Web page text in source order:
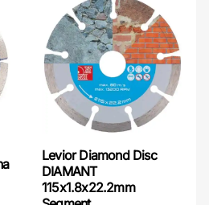
Levior Diamond Disc
DIAMANT
115x1.8x22.2mm